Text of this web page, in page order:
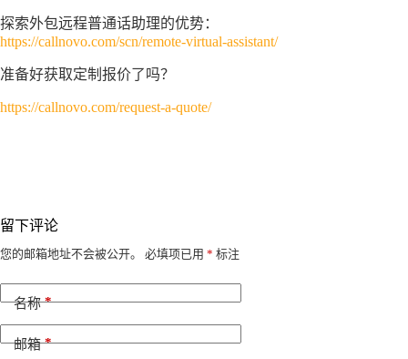
探索外包远程普通话助理的优势：
https://callnovo.com/scn/remote-virtual-assistant/
准备好获取定制报价了吗？
https://callnovo.com/request-a-quote/
留下评论
您的邮箱地址不会被公开。 必填项已用 * 标注
名称*
邮箱*
A
t
e